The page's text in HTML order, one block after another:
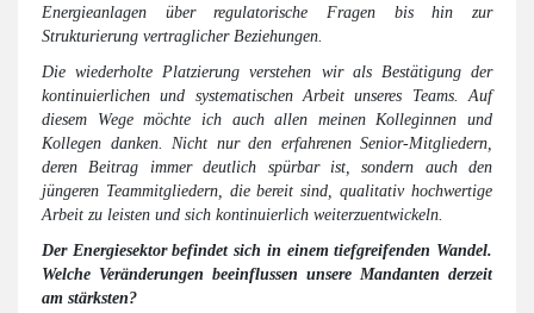
Energieanlagen über regulatorische Fragen bis hin zur
Strukturierung vertraglicher Beziehungen.
Die wiederholte Platzierung verstehen wir als Bestätigung der
kontinuierlichen und systematischen Arbeit unseres Teams. Auf
diesem Wege möchte ich auch allen meinen Kolleginnen und
Kollegen danken. Nicht nur den erfahrenen Senior-Mitgliedern,
deren Beitrag immer deutlich spürbar ist, sondern auch den
jüngeren Teammitgliedern, die bereit sind, qualitativ hochwertige
Arbeit zu leisten und sich kontinuierlich weiterzuentwickeln.
Der Energiesektor befindet sich in einem tiefgreifenden Wandel.
Welche Veränderungen beeinflussen unsere Mandanten derzeit
am stärksten?